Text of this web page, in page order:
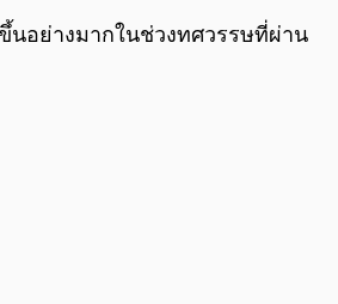
อย่างมากในช่วงทศวรรษที่ผ่าน